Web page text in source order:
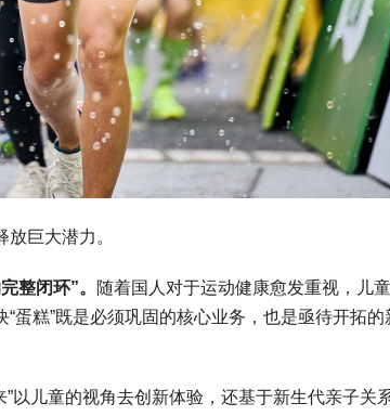
巨大潜力。
整闭环”。
随着国人对于运动健康愈发重视，儿
蛋糕”既是必须巩固的核心业务，也是亟待开拓的
”以儿童的视角去创新体验，还基于新生代亲子关